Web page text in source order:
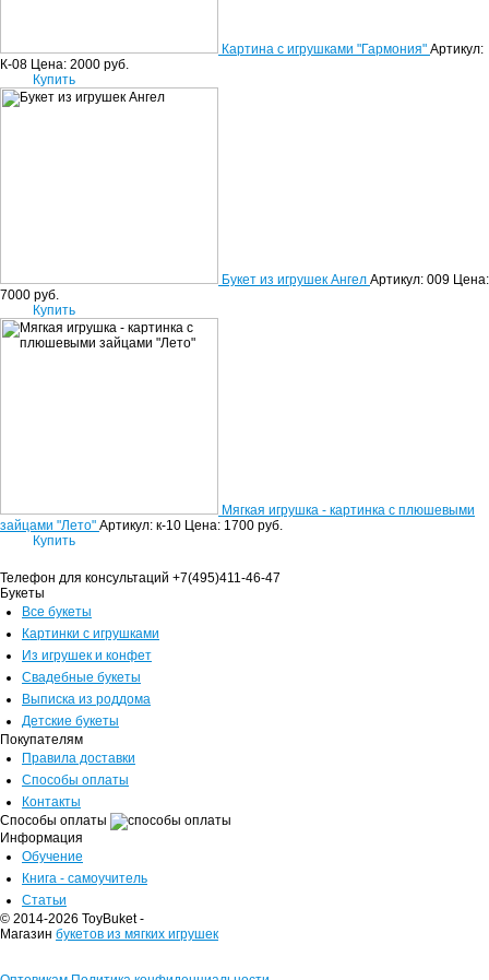
Картина с игрушками "Гармония" Артикул:
К-08 Цена: 2000 руб.
Купить
Букет из игрушек Ангел Артикул: 009 Цена:
7000 руб.
Купить
Мягкая игрушка - картинка с плюшевыми
зайцами "Лето" Артикул: к-10 Цена: 1700 руб.
Купить
Телефон для консультаций +7(495)411-46-47
Букеты
Все букеты
Картинки с игрушками
Из игрушек и конфет
Свадебные букеты
Выписка из роддома
Детские букеты
Покупателям
Правила доставки
Способы оплаты
Контакты
Способы оплаты
Информация
Обучение
Книга - самоучитель
Статьи
© 2014-2026 ToyBuket -
Магазин букетов из мягких игрушек